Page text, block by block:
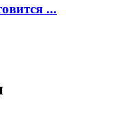
...